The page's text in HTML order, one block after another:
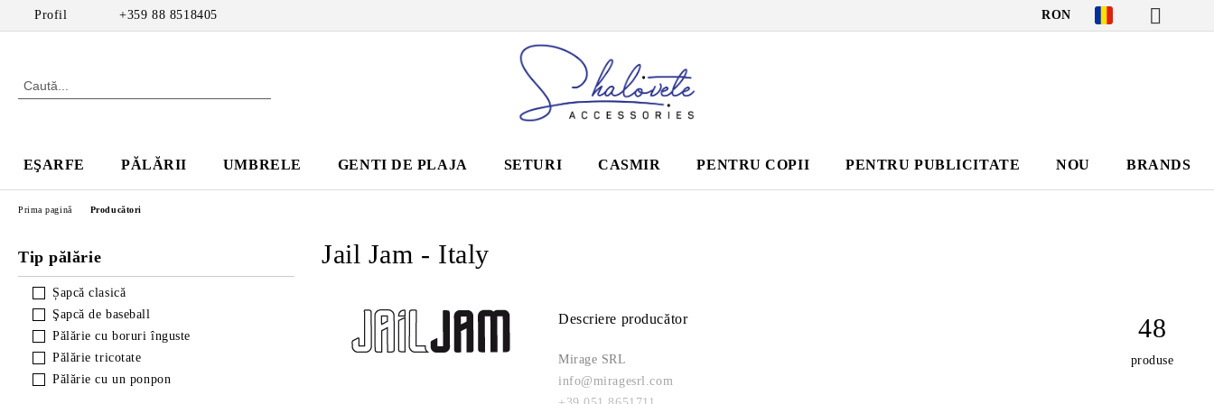
Profil +359 88 8518405 RON
EŞARFE PĂLĂRII UMBRELE GENTI DE PLAJA SETURI CASMIR PENTRU COPII PENTRU PUBLICITATE NOU BRANDS
Tip pălărie
Șapcă clasică
Şapcă de baseball
Pălărie cu boruri înguste
Pălărie tricotate
Pălărie cu un ponpon
Prima pagină Producători
Jail Jam - Italy
Descriere producător
Mirage SRL
info@miragesrl.com
48
produse